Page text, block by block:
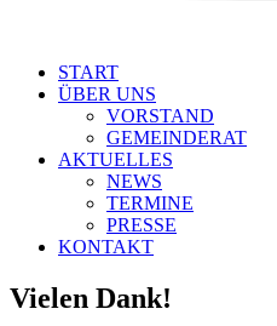
START
ÜBER UNS
VORSTAND
GEMEINDERAT
AKTUELLES
NEWS
TERMINE
PRESSE
KONTAKT
Vielen Dank!